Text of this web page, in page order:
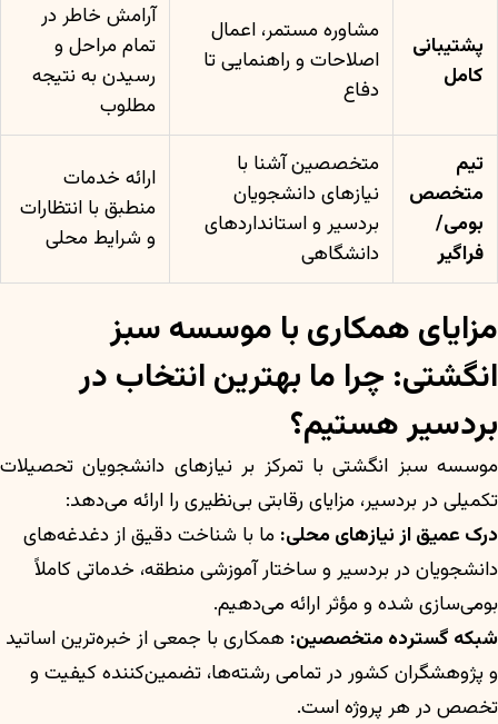
پشتیبانی
کامل
مشاوره مستمر، اعمال
اصلاحات و راهنمایی تا
دفاع
آرامش خاطر در
تمام مراحل و
رسیدن به نتیجه
مطلوب
تیم
متخصص
بومی/
فراگیر
متخصصین آشنا با
نیازهای دانشجویان
بردسیر و استانداردهای
دانشگاهی
ارائه خدمات
منطبق با انتظارات
و شرایط محلی
مزایای همکاری با موسسه سبز
انگشتی: چرا ما بهترین انتخاب در
بردسیر هستیم؟
موسسه سبز انگشتی با تمرکز بر نیازهای دانشجویان تحصیلات
تکمیلی در بردسیر، مزایای رقابتی بی‌نظیری را ارائه می‌دهد:
درک عمیق از نیازهای محلی: ما با شناخت دقیق از دغدغه‌های
دانشجویان در بردسیر و ساختار آموزشی منطقه، خدماتی کاملاً
بومی‌سازی شده و مؤثر ارائه می‌دهیم.
شبکه گسترده متخصصین: همکاری با جمعی از خبره‌ترین اساتید
و پژوهشگران کشور در تمامی رشته‌ها، تضمین‌کننده کیفیت و
تخصص در هر پروژه است.